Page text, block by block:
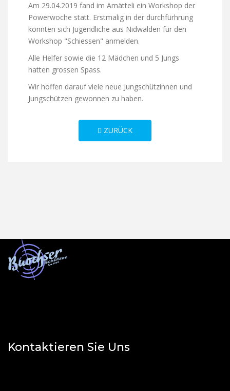
Am 29.04.2019 fand im Amätteli ein Workshop der
Powerwoche statt. Erstmalig in der durchfürhrung
konnten sich Jugendliche aus Nidwalden für den
Workshop "Schiessen" anmelden.
Alle Helfer sowie die 12 Mädchen und 5 Jungs
hatten grossen Spass.
Wir hoffen darauf viele neue Jungschützinnen und
Jungschützen gewonnen zu haben.
VORHERIGER BEITRAG:
ZURÜCK
Kontaktieren Sie Uns